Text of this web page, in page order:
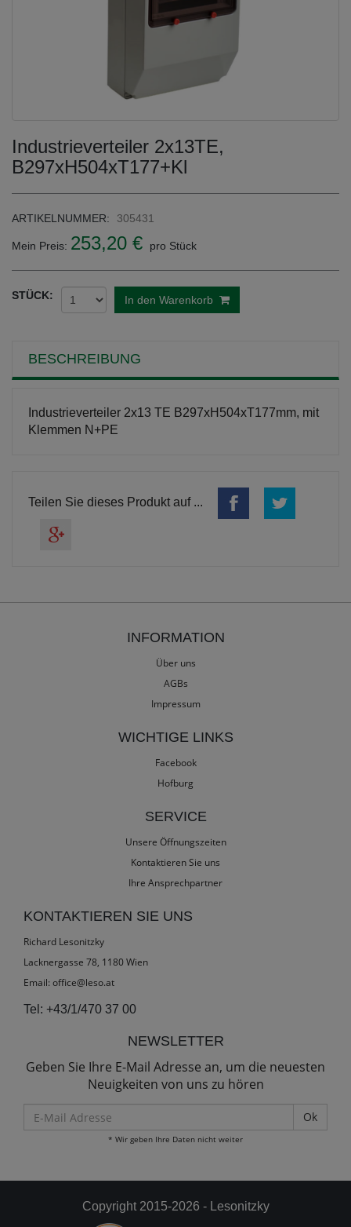
Industrieverteiler 2x13TE,
B297xH504xT177+Kl
ARTIKELNUMMER: 305431
Mein Preis: 253,20 € pro Stück
STÜCK: In den Warenkorb
BESCHREIBUNG
Industrieverteiler 2x13 TE B297xH504xT177mm, mit
Klemmen N+PE
Teilen Sie dieses Produkt auf ...
INFORMATION
Über uns
AGBs
Impressum
WICHTIGE LINKS
Facebook
Hofburg
SERVICE
Unsere Öffnungszeiten
Kontaktieren Sie uns
Ihre Ansprechpartner
KONTAKTIEREN SIE UNS
Richard Lesonitzky
Lacknergasse 78, 1180 Wien
Email: office@leso.at
Tel: +43/1/470 37 00
NEWSLETTER
Geben Sie Ihre E-Mail Adresse an, um die neuesten
Neuigkeiten von uns zu hören
Mail
Adresse
* Wir geben Ihre Daten nicht weiter
Copyright 2015-2026 - Lesonitzky